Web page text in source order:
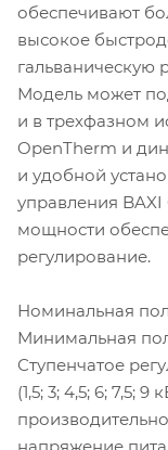
обеспечивают
высокое
гальваническую
Модель может
и в трехфазном
OpenTherm и
и удобной
управления
мощности
регулирование.
Номинальная
Минимальная
Ступенчатое
(1,5; 3; 4,5; 6; 7,5;